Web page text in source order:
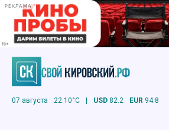
РЕКЛАМА
07 августа 22.10°C | USD 82.2 EUR 94.8